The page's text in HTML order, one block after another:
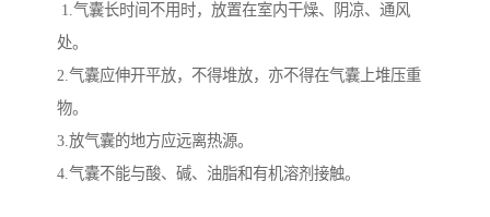
1.气囊长时间不用时，放置在室内干燥、阴凉、通风
处。
2.气囊应伸开平放，不得堆放，亦不得在气囊上堆压重
物。
3.放气囊的地方应远离热源。
4.气囊不能与酸、碱、油脂和有机溶剂接触。